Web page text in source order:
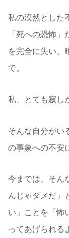
私の漠然とした
「死への恐怖
を完全に失い、
で。
私、とても寂し
そんな自分がい
の事象への不安
今までは、そん
んじゃダメだ」
い」ことを「怖
ってあげられる